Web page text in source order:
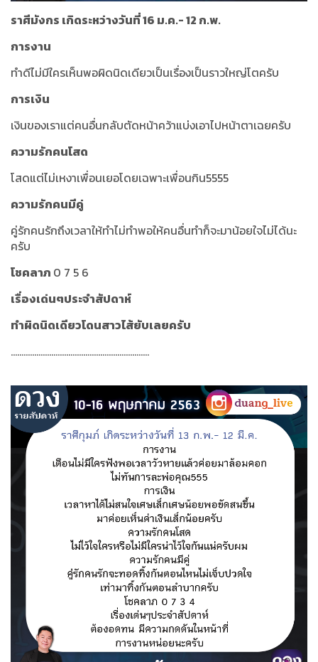
ราศีมังกร เกิดระหว่างวันที่ 16 ม.ค.- 12 ก.พ.
การงาน
ทำดีไม่มีใครเห็นพอผิดนิดเดียวเป็นเรื่องเป็นราวใหญ่โตครับ
การเงิน
เงินของเราแต่คนอื่นกลับตัดหน้าคว้าแบ่งเอาไปหน้าตาเฉยครับ
ความรักคนโสด
โสดแต่ไม่เหงาเพื่อนเยอโดยเฉพาะเพื่อนกิน5555
ความรักคนมีคู่
คู่รักคนรักถึงเวลาให้ทำไม่ทำพอให้คนอื่นทำก็จะมาน้อยใจไม่ได้นะ
ครับ
โชคลาภ 0 7 5 6
เรื่องเด่นๆประจำสัปดาห์
ทำผิดนิดเดียวโดนสาวไส้ยับเลยครับ
.................................................................